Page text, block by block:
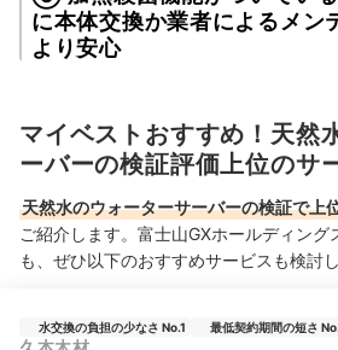
に本体交換か業者によるメン
より安心
マイベストおすすめ！天然
ーバーの検証評価上位のサ
天然水のウォーターサーバーの検証で上
ご紹介します。富士山GXホールディング
も、ぜひ以下のおすすめサービスも検討
水交換の負担の少なさ No.1 最低契約期間の短さ